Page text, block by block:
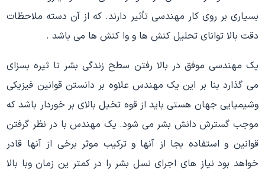
بسیاری بر روی کار مهندسی تأثیر دارند. که از آن دسته ملاحظات
دقت بالا توانای تحلیل کنش ها و وا کنش ها می باشد .
یک مهندسی موفق در بالا رفتن سطح زندگی بشر تا ثیره بسزای
می گذارد بنا بر این یک مهندس علاوه بر دانستن قوانین فیزیکی
وشیمیایی جهان هستی باید از قوه تخیل بالای بر خوردار باشد که
موجب گسترش دانش بشر می شود. یک مهندس با در نظر گرفتن
قوانین و استفاده بجا از آنها و ترکیب موثر برخی از آنها قادر
خواهد بود نیاز های اجرای نسل بشر را در کمتر ین زمان وبا بالا